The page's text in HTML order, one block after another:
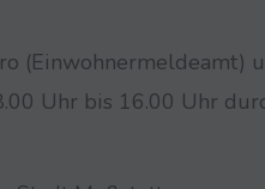
(Einwohnermeldeamt)
Uhr bis 16.00 Uhr